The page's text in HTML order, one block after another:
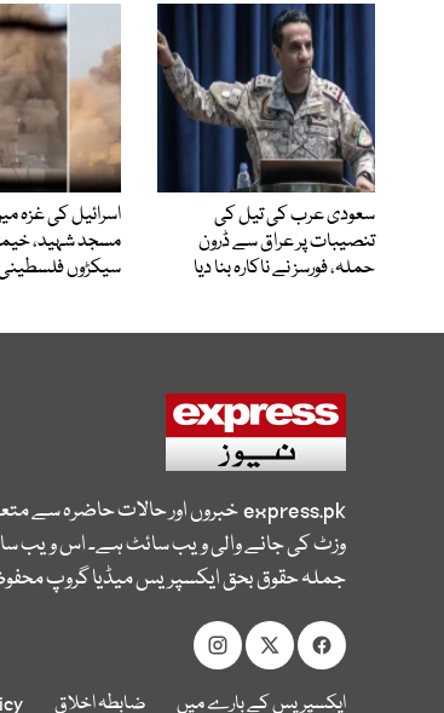
سعودی عرب کی تیل کی
تنصیبات پر عراق سے ڈرون
حملہ، فورسز نے ناکارہ بنا دیا
اسرائیل کی غزہ
مسجد شہید،
سیکڑوں
express.pkخبروں اور حالات حاضرہ سے
وزٹ کی جانے والی ویب سائٹ ہے۔ اس ویب
جملہ حقوق بحق ایکسپریس میڈیا گروپ
ایکسپریس کے بارے میں ضابطہ اخلاق